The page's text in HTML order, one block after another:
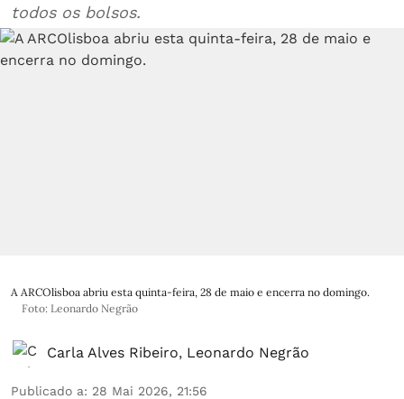
todos os bolsos.
A ARCOlisboa abriu esta quinta-feira, 28 de maio e encerra no domingo.
Foto: Leonardo Negrão
Carla Alves Ribeiro, Leonardo Negrão
Publicado a: 28 Mai 2026, 21:56